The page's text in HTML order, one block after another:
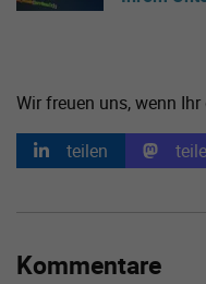
Wir freuen uns, wenn
teilen
Kommentare